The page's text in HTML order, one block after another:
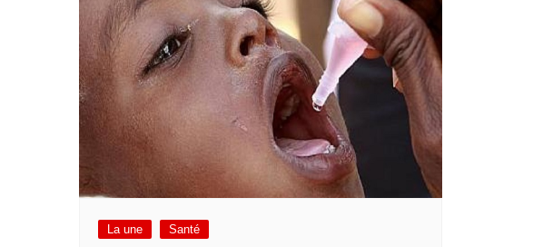
La une Santé